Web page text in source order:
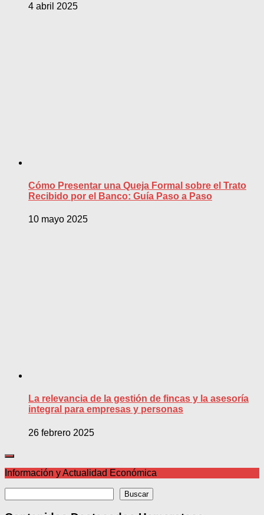
4 abril 2025
Cómo Presentar una Queja Formal sobre el Trato
Recibido por el Banco: Guía Paso a Paso
10 mayo 2025
La relevancia de la gestión de fincas y la asesoría
integral para empresas y personas
26 febrero 2025
Información y Actualidad Económica
Buscar